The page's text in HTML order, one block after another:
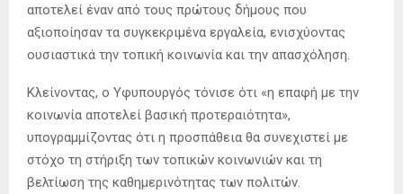
αποτελεί έναν από τους πρώτους δήμους που
αξιοποίησαν τα συγκεκριμένα εργαλεία, ενισχύοντας
ουσιαστικά την τοπική κοινωνία και την απασχόληση.
Κλείνοντας, ο Υφυπουργός τόνισε ότι «η επαφή με την
κοινωνία αποτελεί βασική προτεραιότητα»,
υπογραμμίζοντας ότι η προσπάθεια θα συνεχιστεί με
στόχο τη στήριξη των τοπικών κοινωνιών και τη
βελτίωση της καθημερινότητας των πολιτών.